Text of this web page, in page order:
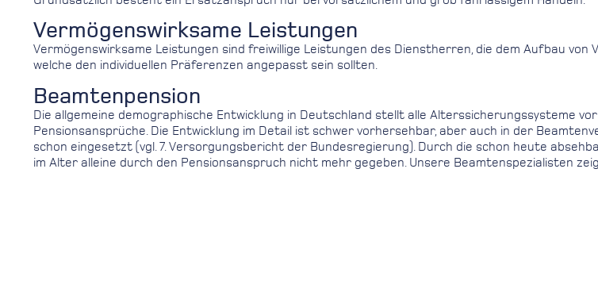
Vermögenswirksame Leistungen
Vermögenswirksame Leistungen sind freiwillige Leistungen des Dienstherren, die dem Aufbau von
welche den individuellen Präferenzen angepasst sein sollten.
Beamtenpension
Die allgemeine demographische Entwicklung in Deutschland stellt alle Alterssicherungs­systeme
Pensionsansprüche. Die Entwicklung im Detail ist schwer vorhersehbar, aber auch in der
schon eingesetzt (vgl. 7. Versorgungsbericht der Bundesregierung). Durch die schon heute
im Alter alleine durch den Pensionsanspruch nicht mehr gegeben. Unsere Beamtenspezialisten